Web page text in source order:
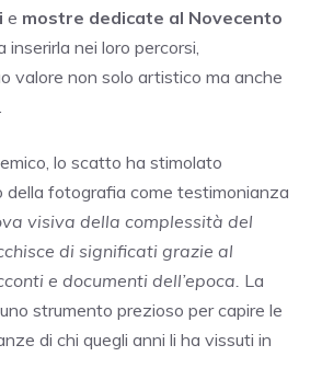
e mostre dedicate al Novecento
nei loro percorsi,
valore non solo artistico ma anche
lo scatto ha stimolato
della fotografia come testimonianza
visiva della complessità del
di significati grazie al
e documenti dell’epoca. La
strumento prezioso per capire le
di chi quegli anni li ha vissuti in